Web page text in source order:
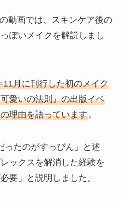
動画では、スキンケア後の
ぽいメイクを解説しまし
月に刊行した初のメイク
愛いの法則』の出版イベ
理由を語っています。
ったのがすっぴん」と述
ックスを解消した経験を
要」と説明しました。